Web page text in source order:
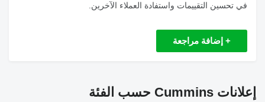
في تحسين التقييمات واستفادة العملاء الآخرين.
+ إضافة مراجعة
إعلانات Cummins حسب الفئة